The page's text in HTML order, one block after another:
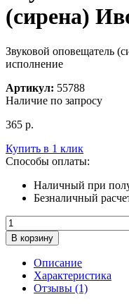
(сирена)
Звуковой оповещатель
исполнение
Артикул: 55788
Наличие по запросу
365 р.
Купить в 1 клик
Способы оплаты:
Наличный при
Безналичный
Количество
товара
Звуковой
оповещатель
(сирена)
Иволга-1
(ПКИ-1)
В корзину
Описание
Характеристика
Отзывы (1)